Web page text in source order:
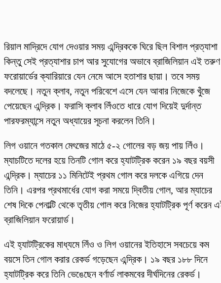
রিয়াল মাদ্রিদে যোগ দেওয়ার সময় এন্দ্রিককে ঘিরে ছিল বিশাল
কিন্তু সেই প্রত্যাশার চাপ আর সুযোগের অভাবে ব্রাজিলিয়ান এই তরুণ
ফরোয়ার্ডের ক্যারিয়ারে যেন নেমে আসে হতাশার ছায়া। তবে সময়
বদলেছে। নতুন ক্লাব, নতুন পরিবেশে এসে যেন আবার নিজেকে খুঁজে
পেয়েছেন এন্দ্রিক। ফরাসি ক্লাব লিঁওতে ধারে যোগ দিয়েই দুর্দান্ত
পারফরম্যান্সে নতুন অধ্যায়ের সূচনা করলেন তিনি।
লিগ ওয়ানে গতকাল মেৎজের মাঠে ৫-২ গোলের বড় জয় পায় লিঁও।
ম্যাচটিতে দলের হয়ে তিনটি গোল করে হ্যাটট্রিক করেন ১৯ বছর বয়সী
এন্দ্রিক। ম্যাচের ১১ মিনিটেই প্রথম গোল করে দলকে এগিয়ে দেন
তিনি। এরপর প্রথমার্ধের যোগ করা সময়ে দ্বিতীয় গোল, আর ম্যাচের
শেষ দিকে পেনাল্টি থেকে তৃতীয় গোল করে নিজের হ্যাটট্রিক পূর্ণ করেন
ব্রাজিলিয়ান ফরোয়ার্ড।
এই হ্যাটট্রিকের মাধ্যমে লিঁও ও লিগ ওয়ানের ইতিহাসে সবচেয়ে কম
বয়সে তিন গোল করার রেকর্ড গড়েছেন এন্দ্রিক। ১৯ বছর ১৮৮ দিনে
হ্যাটট্রিক করে তিনি ভেঙেছেন বর্ণার্ড লাকমবের দীর্ঘদিনের রেকর্ড।